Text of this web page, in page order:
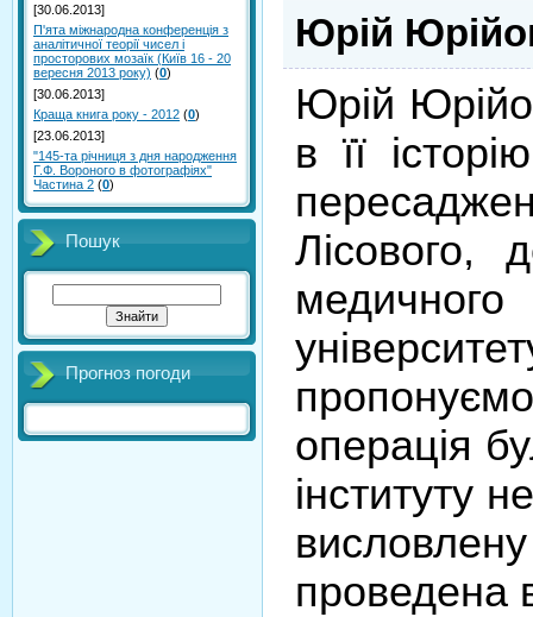
[30.06.2013]
П'ята міжнародна конференція з
аналітичної теорії чисел і
просторових мозаїк (Київ 16 - 20
вересня 2013 року) (0)
[30.06.2013]
Краща книга року - 2012 (0)
[23.06.2013]
"145-та річниця з дня народження
Г.Ф. Вороного в фотографіях"
Частина 2 (0)
Пошук
Прогноз погоди
Юрій
Юрій
в її
Лісового,
медичного
операція
інституту
проведена